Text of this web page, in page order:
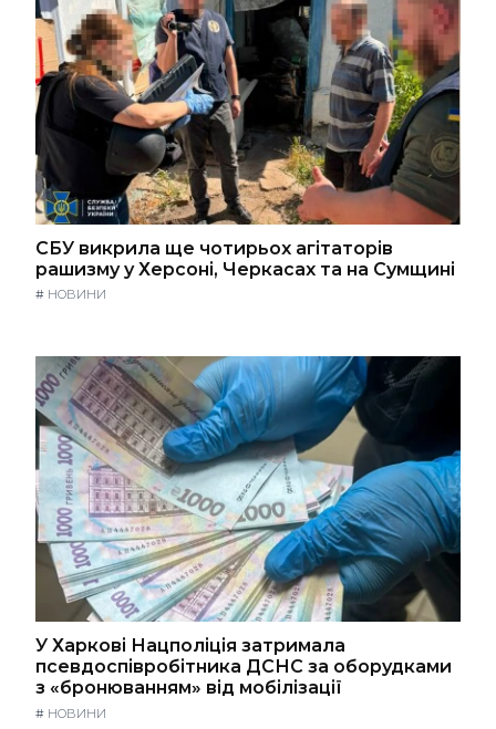
СБУ викрила ще чотирьох агітаторів
рашизму у Херсоні, Черкасах та на Сумщині
# НОВИНИ
У Харкові Нацполіція затримала
псевдоспівробітника ДСНС за оборудками
з «бронюванням» від мобілізації
# НОВИНИ